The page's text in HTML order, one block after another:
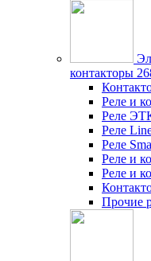
контакторы
Реле и
Реле
Реле
Реле
Реле и
Реле и
Прочие